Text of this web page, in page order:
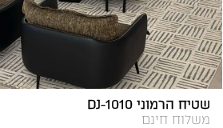
שטיח הרמוני DJ-1010
משלוח חינם